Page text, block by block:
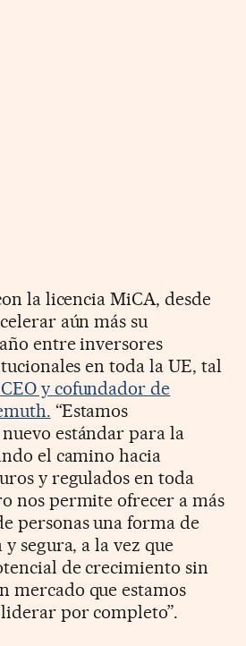
la licencia MiCA, desde
aún más su
entre inversores
en toda la UE, tal
y cofundador de
“Estamos
estándar para la
el camino hacia
y regulados en toda
nos permite ofrecer a más
personas una forma de
segura, a la vez que
de crecimiento sin
mercado que estamos
por completo”.